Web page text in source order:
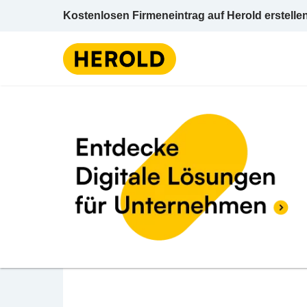
Kostenlosen Firmeneintrag auf Herold
Ölpressen u -mühlen
BEWERTUNG ABGEBEN
aÖ Iss Dialekt - Gilli-
Erzherzog-Karl-Ring 17 3730 Eggenburg
Ölpressen u -mühlen